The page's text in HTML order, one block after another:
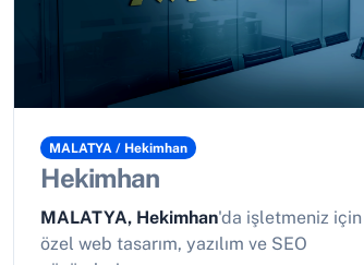
MALATYA / Hekimhan
Hekimhan
MALATYA, Hekimhan'da işletmeniz için
özel web tasarım, yazılım ve SEO